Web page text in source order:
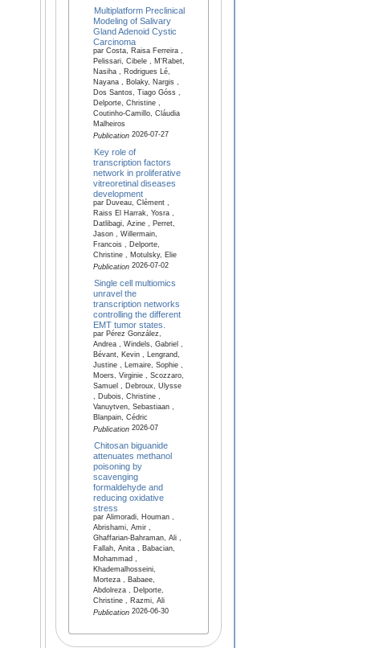
Multiplatform Preclinical
Modeling of Salivary
Gland Adenoid Cystic
Carcinoma
par Costa, Raisa Ferreira ,
Pelissari, Cibele , M'Rabet,
Nasiha , Rodrigues Lé,
Nayana , Bolaky, Nargis ,
Dos Santos, Tiago Góss ,
Delporte, Christine ,
Coutinho-Camillo, Cláudia
Malheiros
Publication2026-07-27
Key role of
transcription factors
network in proliferative
vitreoretinal diseases
development
par Duveau, Clément ,
Raiss El Harrak, Yosra ,
Datlibagi, Azine , Perret,
Jason , Willermain,
Francois , Delporte,
Christine , Motulsky, Elie
Publication2026-07-02
Single cell multiomics
unravel the
transcription networks
controlling the different
EMT tumor states.
par Pérez González,
Andrea , Windels, Gabriel ,
Bévant, Kevin , Lengrand,
Justine , Lemaire, Sophie ,
Moers, Virginie , Scozzaro,
Samuel , Debroux, Ulysse
, Dubois, Christine ,
Vanuytven, Sebastiaan ,
Blanpain, Cédric
Publication2026-07
Chitosan biguanide
attenuates methanol
poisoning by
scavenging
formaldehyde and
reducing oxidative
stress
par Alimoradi, Houman ,
Abrishami, Amir ,
Ghaffarian-Bahraman, Ali ,
Fallah, Anita , Babacian,
Mohammad ,
Khademalhosseini,
Morteza , Babaee,
Abdolreza , Delporte,
Christine , Razmi, Ali
Publication2026-06-30